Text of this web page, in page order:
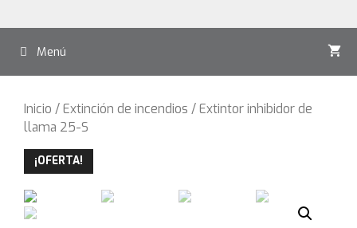
Menú
Inicio /Extinción de incendios / Extintor inhibidor de
llama 25-S
¡OFERTA!